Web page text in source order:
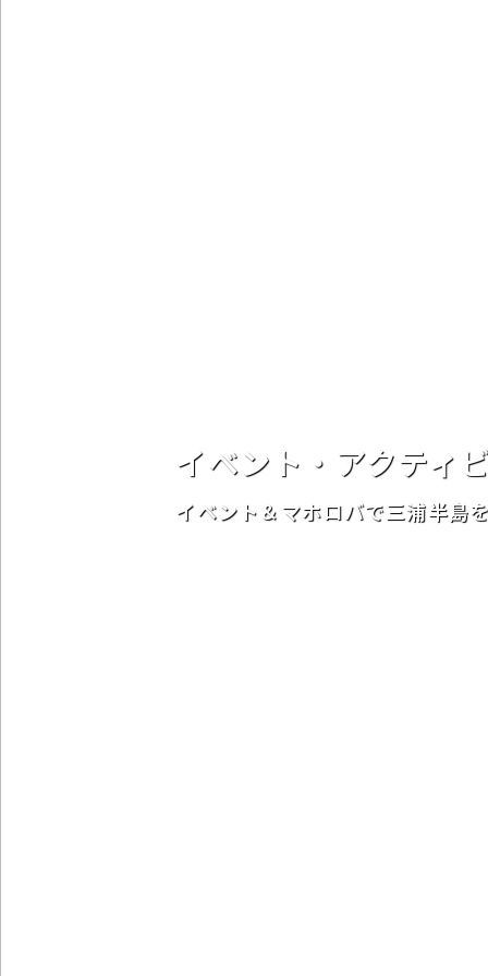
イベント・アクティ
イベント＆マホロバで三浦半島